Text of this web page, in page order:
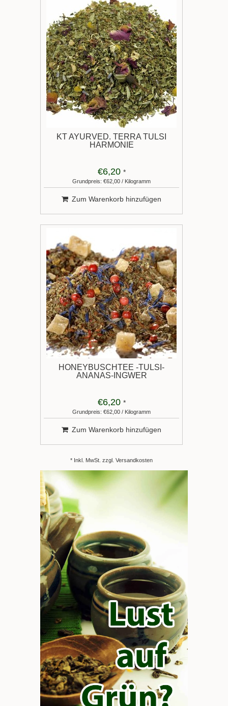
KT AYURVED. TERRA TULSI
HARMONIE
€6,20 *
Grundpreis: €62,00 / Kilogramm
Zum Warenkorb hinzufügen
HONEYBUSCHTEE -TULSI-
ANANAS-INGWER
€6,20 *
Grundpreis: €62,00 / Kilogramm
Zum Warenkorb hinzufügen
* Inkl. MwSt. zzgl. Versandkosten